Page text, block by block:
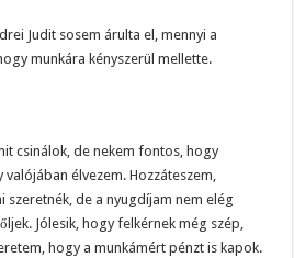
Judit sosem árulta el, mennyi a
munkára kényszerül mellette.
csinálok, de nekem fontos, hogy
élvezem. Hozzáteszem,
szeretnék, de a nyugdíjam nem elég
Jólesik, hogy felkérnek még szép,
hogy a munkámért pénzt is kapok.